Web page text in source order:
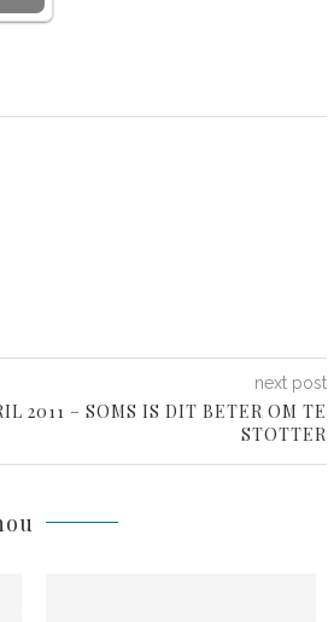
next post
2011 – SOMS IS DIT BETER OM TE
STOTTER